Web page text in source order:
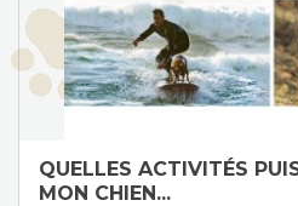
QUELLES ACTIVITÉS
MON CHIEN...